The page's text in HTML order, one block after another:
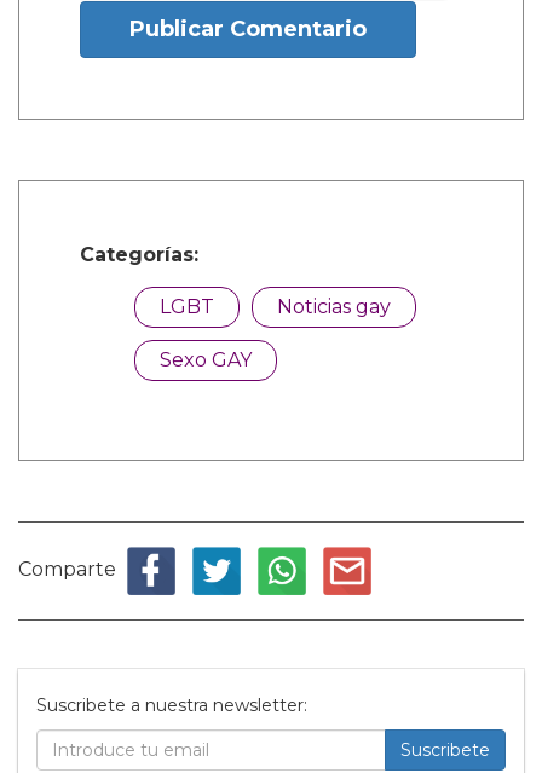
Publicar Comentario
Categorías:
LGBT Noticias gay
Sexo GAY
Comparte
Suscribete a nuestra newsletter:
Suscribete